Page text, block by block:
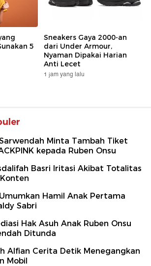
5
Sneakers Gaya 2000-an
dari Under Armour,
Nyaman Dipakai Harian
Anti Lecet
1 jam yang lalu
Minta Tambah Tiket
kepada Ruben Onsu
Basri Iritasi Akibat Totalitas
Hamil Anak Pertama
Sabri
Hak Asuh Anak Ruben Onsu
Ditunda
Alfian Cerita Detik Menegangkan
Mobil